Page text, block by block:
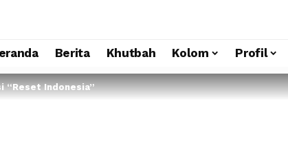
Berita Khutbah Kolom Profil
“Reset Indonesia”